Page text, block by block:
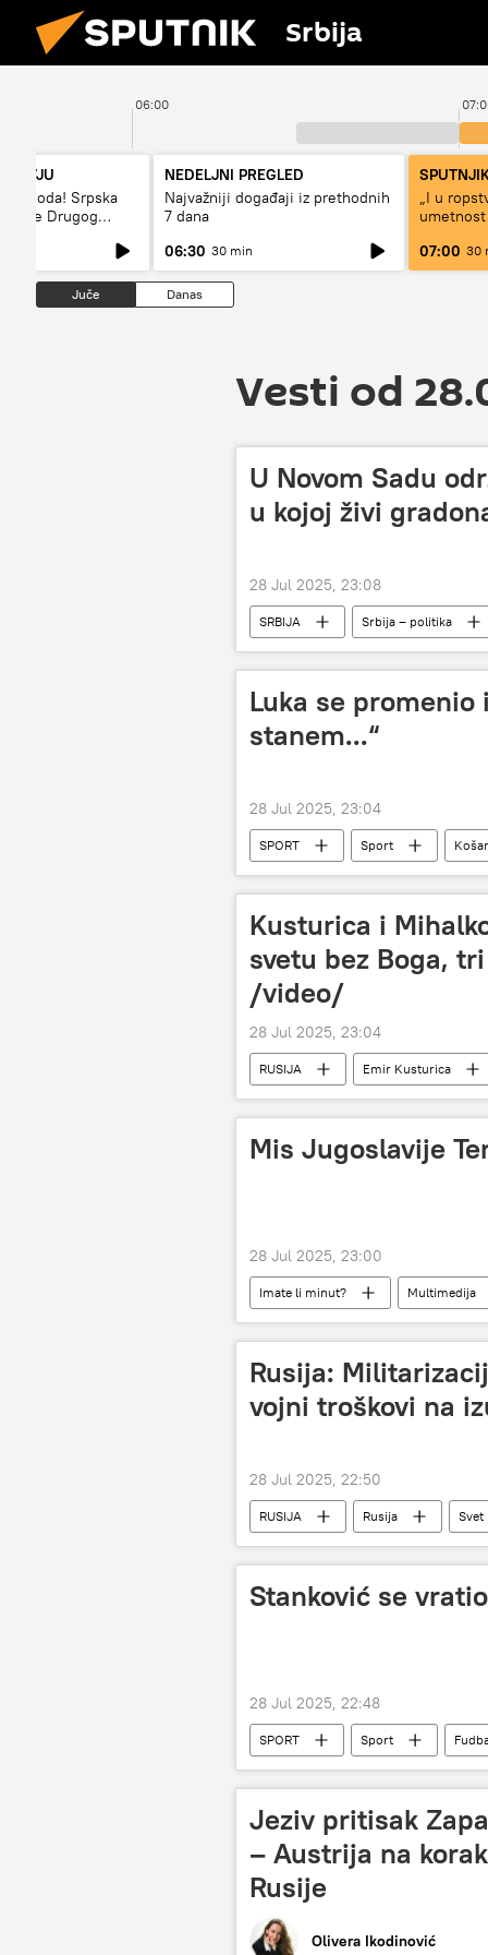
Srbija
06:00
sloboda! Srpska
Drugog
NEDELJNI PREGLED
Najvažniji događaji iz prethodnih
7 dana
06:30 30 min
„I u
07:00 30
Juče Danas
Vesti od
U Novom Sadu
u kojoj živi
28 Jul 2025, 23:08
SRBIJA Srbija – politika
Luka se promenio
stanem...“
28 Jul 2025, 23:04
SPORT Sport
Kusturica i
svetu bez Boga,
/video/
28 Jul 2025, 23:04
RUSIJA Emir Kusturica
Mis Jugoslavije
28 Jul 2025, 23:00
Imate li minut? Multimedija
Rusija:
vojni troškovi na
28 Jul 2025, 22:50
RUSIJA Rusija Svet
Aleksandar Gruško
Stanković se
28 Jul 2025, 22:48
SPORT Sport
Jeziv pritisak
– Austrija na
Rusije
Olivera Ikodinović